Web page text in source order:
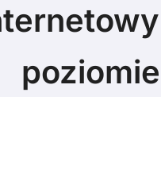
poziomie